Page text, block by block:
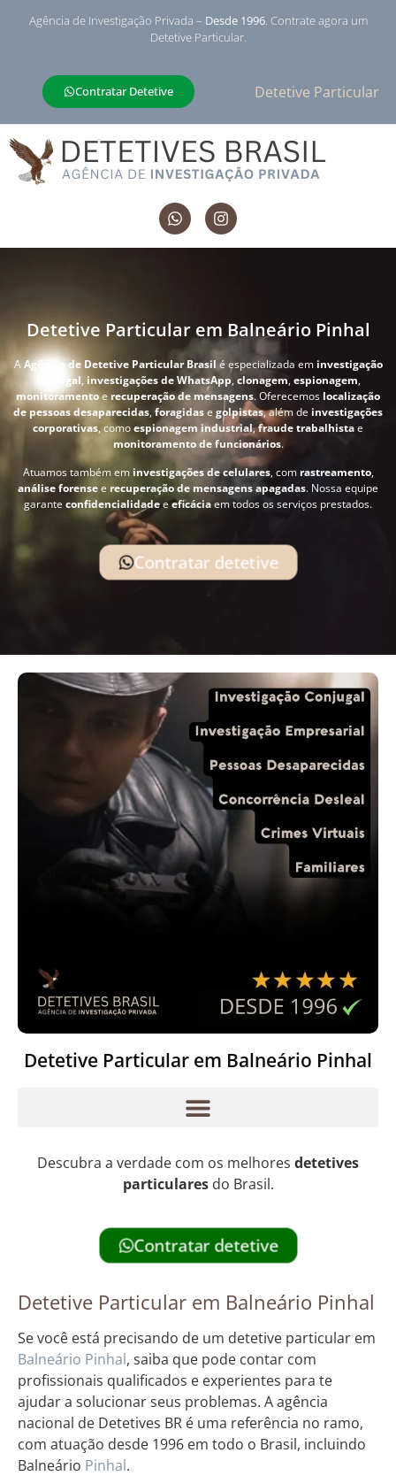
Agência de Investigação Privada – Desde 1996. Contrate agora um
Detetive Particular.
Contratar Detetive Detetive Particular
Detetive Particular em Balneário Pinhal
AAgência de Detetive Particular Brasil é especializada em investigação
conjugal, investigações de WhatsApp, clonagem,espionagem,
monitoramentoe recuperação de mensagens. Oferecemos localização
de pessoas desaparecidas, foragidase golpistas, além de investigações
corporativas, comoespionagem industrial,fraude trabalhistae
monitoramento de funcionários.
Atuamos também em investigações de celulares, com rastreamento,
análise forensee recuperação de mensagens apagadas. Nossa equipe
garante confidencialidadeeeficáciaem todos os serviços prestados.
Contratar detetive
Detetive Particular em Balneário Pinhal
Descubra a verdade com os melhores detetives
particularesdo Brasil.
Contratar detetive
Detetive Particular em Balneário Pinhal
Se você está precisando de um detetive particular em
Balneário Pinhal, saiba que pode contar com
profissionais qualificados e experientes para te
ajudar a solucionar seus problemas. A agência
nacional de Detetives BR é uma referência no ramo,
com atuação desde 1996 em todo o Brasil, incluindo
Balneário Pinhal.